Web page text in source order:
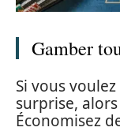
Gamber
Si vous
surprise,
Économisez